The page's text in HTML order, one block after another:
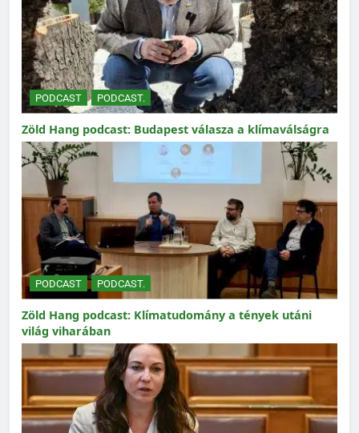
PODCAST PODCAST.
Zöld Hang podcast: Budapest válasza a klímaválságra
PODCAST PODCAST.
Zöld Hang podcast: Klímatudomány a tények utáni
világ viharában